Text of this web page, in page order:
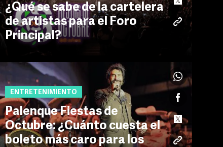
¿Qué se sabe de la cartelera
de artistas para el Foro
Principal?
ENTRETENIMIENTO
Palenque Fiestas de
Octubre: ¿Cuánto cuesta el
boleto más caro para los